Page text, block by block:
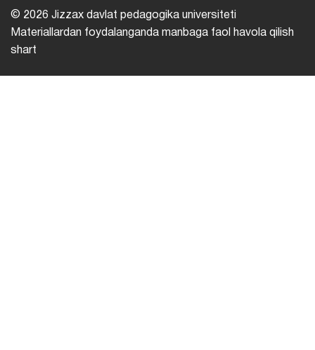
© 2026 Jizzax davlat pedagogika universiteti
Materiallardan foydalanganda manbaga faol havola qilish
shart